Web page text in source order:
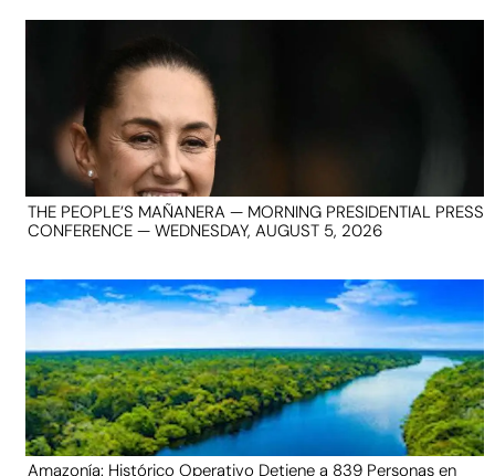
THE PEOPLE’S MAÑANERA — MORNING PRESIDENTIAL PRESS
CONFERENCE — WEDNESDAY, AUGUST 5, 2026
Amazonía: Histórico Operativo Detiene a 839 Personas en